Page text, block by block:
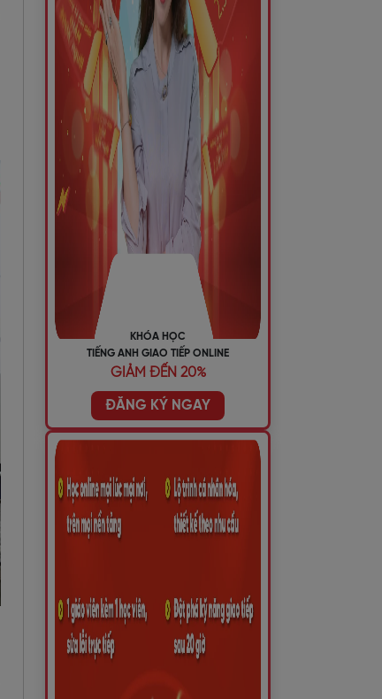
KHÓA HỌC
TIẾNG ANH GIAO TIẾP ONLINE
GIẢM ĐẾN 20%
ĐĂNG KÝ NGAY